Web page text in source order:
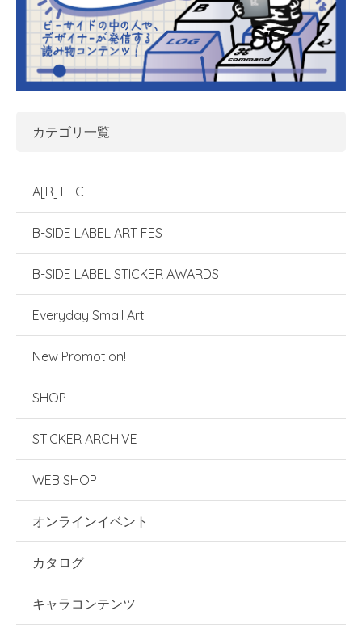
カテゴリ一覧
A[R]TTIC
B-SIDE LABEL ART FES
B-SIDE LABEL STICKER AWARDS
Everyday Small Art
New Promotion!
SHOP
STICKER ARCHIVE
WEB SHOP
オンラインイベント
カタログ
キャラコンテンツ